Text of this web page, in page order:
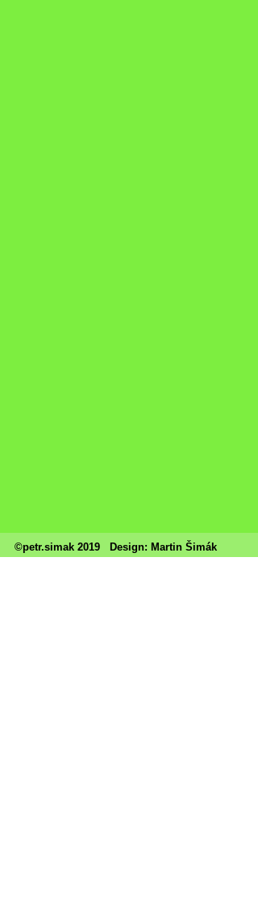
©petr.simak 2019Design: Martin Šimák